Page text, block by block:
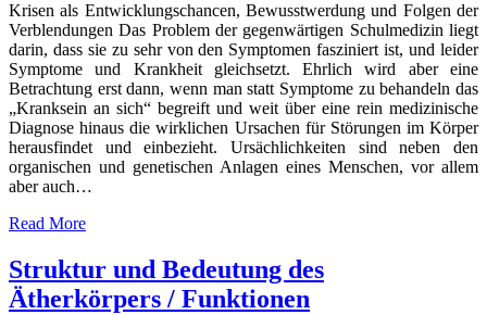
Krisen als Entwicklungschancen, Bewusstwerdung und Folgen der
Verblendungen Das Problem der gegenwärtigen Schulmedizin liegt
darin, dass sie zu sehr von den Symptomen fasziniert ist, und leider
Symptome und Krankheit gleichsetzt. Ehrlich wird aber eine
Betrachtung erst dann, wenn man statt Symptome zu behandeln das
„Kranksein an sich“ begreift und weit über eine rein medizinische
Diagnose hinaus die wirklichen Ursachen für Störungen im Körper
herausfindet und einbezieht. Ursächlichkeiten sind neben den
organischen und genetischen Anlagen eines Menschen, vor allem
aber auch…
Read More
Struktur und Bedeutung des
Ätherkörpers / Funktionen